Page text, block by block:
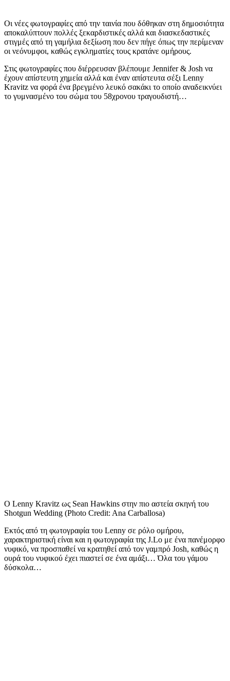
Οι νέες φωτογραφίες από την ταινία που δόθηκαν στη δημοσιότητα
αποκαλύπτουν πολλές ξεκαρδιστικές αλλά και διασκεδαστικές
στιγμές από τη γαμήλια δεξίωση που δεν πήγε όπως την περίμεναν
οι νεόνυμφοι, καθώς εγκληματίες τους κρατάνε ομήρους.
Στις φωτογραφίες που διέρρευσαν βλέπουμε Jennifer & Josh να
έχουν απίστευτη χημεία αλλά και έναν απίστευτα σέξι Lenny
Kravitz να φορά ένα βρεγμένο λευκό σακάκι το οποίο αναδεικνύει
το γυμνασμένο του σώμα του 58χρονου τραγουδιστή…
Ο Lenny Kravitz ως Sean Hawkins στην πιο αστεία σκηνή του
Shotgun Wedding (Photo Credit: Ana Carballosa)
Εκτός από τη φωτογραφία του Lenny σε ρόλο ομήρου,
χαρακτηριστική είναι και η φωτογραφία της J.Lo με ένα πανέμορφο
νυφικό, να προσπαθεί να κρατηθεί από τον γαμπρό Josh, καθώς η
ουρά του νυφικού έχει πιαστεί σε ένα αμάξι… Όλα του γάμου
δύσκολα…